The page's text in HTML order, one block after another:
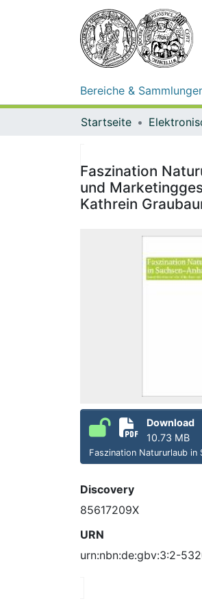
Bereiche &
Startseite
Faszination
und
Kathrein
Download
10.73 MB
Faszination Natururlaub in
Discovery
85617209X
URN
urn:nbn:de:gbv:3:2-